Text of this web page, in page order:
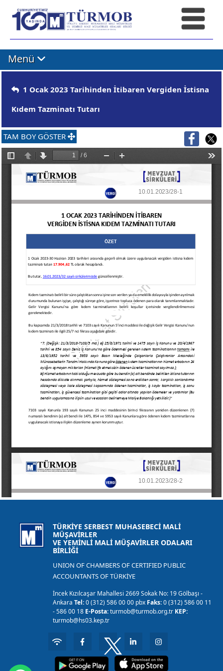
Menü
1 Ocak 2023 Tarihinden İtibaren Vergiden İstisna
Kıdem Tazminatı Tutarı
TAM BOY GÖSTER
TÜRKİYE SERBEST MUHASEBECİ MALİ
MÜŞAVİRLER
VE YEMİNLİ MALİ MÜŞAVİRLER ODALARI
BİRLİĞİ
UNION OF CHAMBERS OF CERTIFIED PUBLIC
ACCOUNTANTS OF TÜRKİYE
İncek Kızılcaşar Mahallesi 2669 Sokak No: 19 Gölbaşı -
AnkaraTel:0 (312) 586 00 00 pbx Faks:0 (312) 586 00 11
- 586 00 18 E-Posta:turmob@turmob.org.tr KEP:
turmob@hs03.kep.tr